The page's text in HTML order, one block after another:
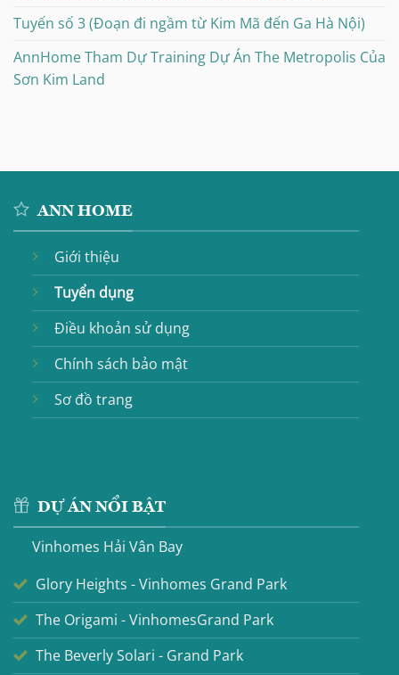
Tuyến số 3 (Đoạn đi ngầm từ Kim Mã đến Ga Hà Nội)
AnnHome Tham Dự Training Dự Án The Metropolis Của
Sơn Kim Land
ANN HOME
Giới thiệu
Tuyển dụng
Điều khoản sử dụng
Chính sách bảo mật
Sơ đồ trang
DỰ ÁN NỔI BẬT
Vinhomes Hải Vân Bay
Glory Heights - Vinhomes Grand Park
The Origami - VinhomesGrand Park
The Beverly Solari - Grand Park